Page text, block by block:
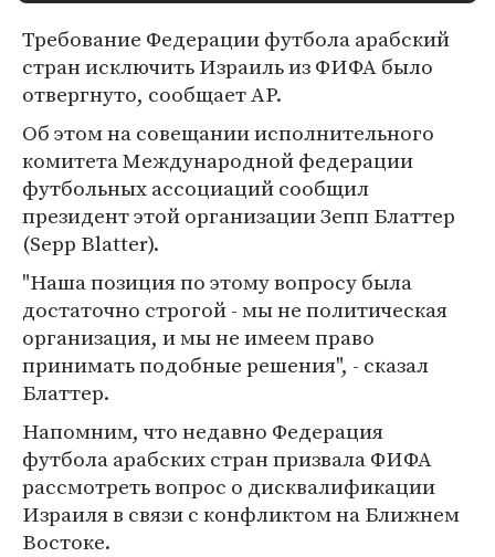
Требование Федерации футбола арабский
стран исключить Израиль из ФИФА было
отвергнуто, сообщает AP.
Об этом на совещании исполнительного
комитета Международной федерации
футбольных ассоциаций сообщил
президент этой организации Зепп Блаттер
(Sepp Blatter).
"Наша позиция по этому вопросу была
достаточно строгой - мы не политическая
организация, и мы не имеем право
принимать подобные решения", - сказал
Блаттер.
Напомним, что недавно Федерация
футбола арабских стран призвала ФИФА
рассмотреть вопрос о дисквалификации
Израиля в связи с конфликтом на Ближнем
Востоке.